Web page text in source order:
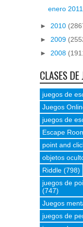
enero 2011
► 2010
► 2009
► 2008
CLASES DE
juegos de
Juegos
juegos de
Escape
point and
objetos
Riddle (798)
juegos de
(747)
Juegos
juegos de